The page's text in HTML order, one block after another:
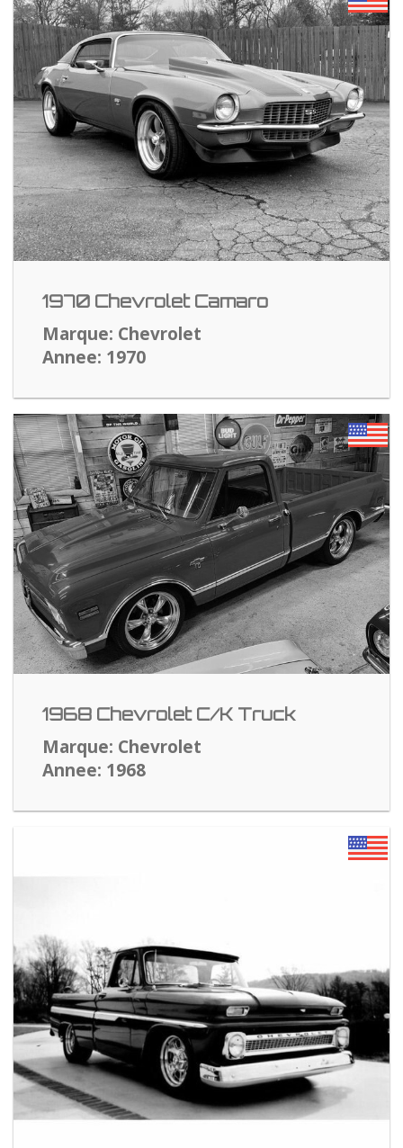
1970 Chevrolet Camaro
Marque: Chevrolet
Annee: 1970
1968 Chevrolet C/K Truck
Marque: Chevrolet
Annee: 1968